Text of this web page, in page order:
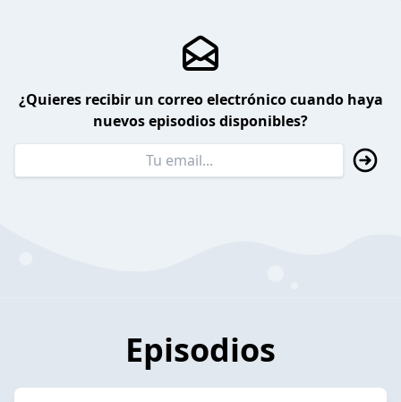
¿Quieres recibir un correo electrónico cuando haya
nuevos episodios disponibles?
Episodios